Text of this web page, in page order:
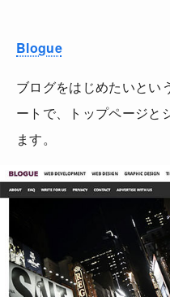
Blogue
ブログをはじめたいとい
ートで、トップページと
ます。